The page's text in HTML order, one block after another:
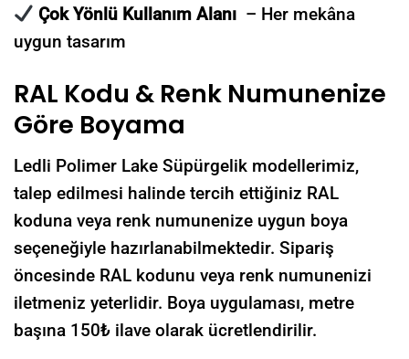
Çok Yönlü Kullanım Alanı– Her mekâna
uygun tasarım
RAL Kodu & Renk Numunenize
Göre Boyama
Ledli Polimer Lake Süpürgelik modellerimiz,
talep edilmesi halinde tercih ettiğiniz RAL
koduna veya renk numunenize uygun boya
seçeneğiyle hazırlanabilmektedir. Sipariş
öncesinde RAL kodunu veya renk numunenizi
iletmeniz yeterlidir. Boya uygulaması, metre
başına 150₺ ilave olarak ücretlendirilir.